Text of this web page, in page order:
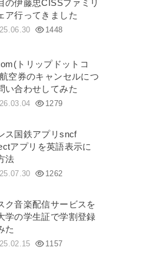
の伊藤忠CISSファミリ
ア行ってきました
1448
トリップドットコ
空券のキャンセルにつ
い合わせしてみた
1279
ス国鉄アプリsncf
アプリを英語表示に
法
1262
ク音楽配信サービスを
学の学生証で学割登録
た
1157